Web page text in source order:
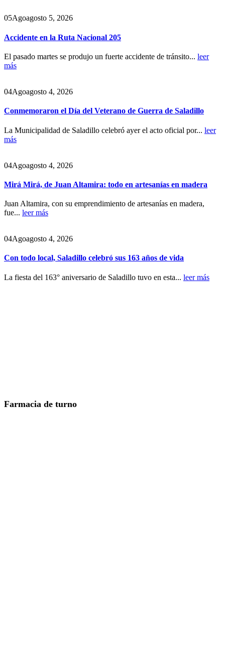
05Agoagosto 5, 2026
Accidente en la Ruta Nacional 205
El pasado martes se produjo un fuerte accidente de tránsito... leer
más
04Agoagosto 4, 2026
Conmemoraron el Día del Veterano de Guerra de Saladillo
La Municipalidad de Saladillo celebró ayer el acto oficial por... leer
más
04Agoagosto 4, 2026
Mirá Mirá, de Juan Altamira: todo en artesanías en madera
Juan Altamira, con su emprendimiento de artesanías en madera,
fue... leer más
04Agoagosto 4, 2026
Con todo local, Saladillo celebró sus 163 años de vida
La fiesta del 163° aniversario de Saladillo tuvo en esta... leer más
Farmacia de turno